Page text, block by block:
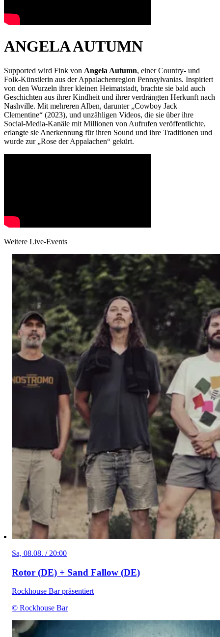
ANGELA AUTUMN
Supported wird Fink von Angela Autumn, einer Country- und
Folk-Künstlerin aus der Appalachenregion Pennsylvanias. Inspiriert
von den Wurzeln ihrer kleinen Heimatstadt, brachte sie bald auch
Geschichten aus ihrer Kindheit und ihrer verdrängten Herkunft nach
Nashville. Mit mehreren Alben, darunter „Cowboy Jack
Clementine“ (2023), und unzähligen Videos, die sie über ihre
Social-Media-Kanäle mit Millionen von Aufrufen veröffentlichte,
erlangte sie Anerkennung für ihren Sound und ihre Traditionen und
wurde zur „Rose der Appalachen“ gekürt.
Weitere Live-Events
Sa, 08.08. / 20:00
Rotor (DE) + Sand Fallow (DE)
Rockhouse Bar präsentiert
© Rockhouse Bar